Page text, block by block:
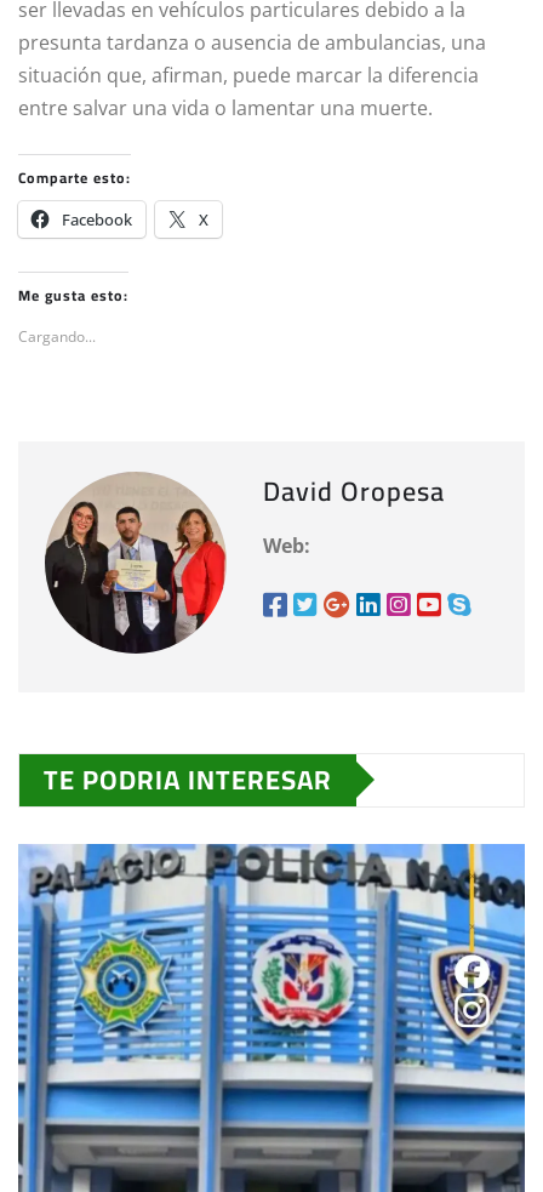
ser llevadas en vehículos particulares debido a la
presunta tardanza o ausencia de ambulancias, una
situación que, afirman, puede marcar la diferencia
entre salvar una vida o lamentar una muerte.
Comparte esto:
Facebook X
Me gusta esto:
Cargando...
David Oropesa
Web:
TE PODRIA INTERESAR